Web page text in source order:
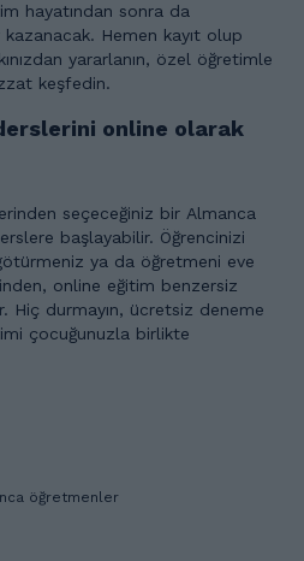
hayatından sonra da
kayıt olup
yararlanın, özel öğretimle
keşfedin.
online olarak
seçeceğiniz bir Almanca
Öğrencinizi
ya da öğretmeni eve
online eğitim benzersiz
çocuğunuzla birlikte
öğretmenler